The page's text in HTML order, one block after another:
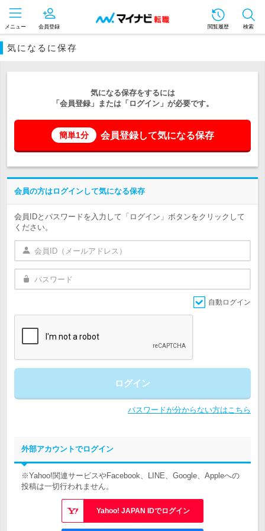
メニュー 会員登録 閲覧履歴 検索
気になるに保存
気になる保存をするには
「会員登録」または「ログイン」が必要です。
簡単1分 会員登録して気になる保存
会員の方はログインして気になる保存
会員IDとパスワードを入力して「ログイン」ボタンをクリックして
ください。
自動ログイン
ログイン
パスワードが分からない方はこちら
外部アカウントでログイン
※Yahoo!関連サービスやFacebook、LINE、Google、Appleへの
投稿は一切行われません。
Yahoo! JAPAN IDでログイン